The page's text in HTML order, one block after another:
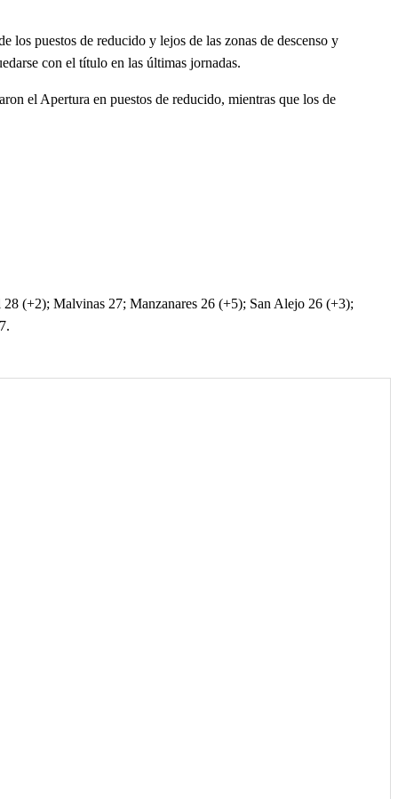
los puestos de reducido y lejos de las zonas de descenso y
con el título en las últimas jornadas.
el Apertura en puestos de reducido, mientras que los de
(+2); Malvinas 27; Manzanares 26 (+5); San Alejo 26 (+3);